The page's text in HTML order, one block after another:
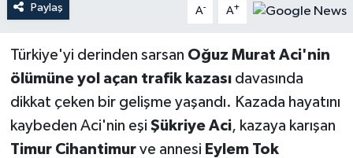
Paylaş A- A+
Türkiye'yi derinden sarsan Oğuz Murat Aci'nin
ölümüne yol açan trafik kazasıdavasında
dikkat çeken bir gelişme yaşandı. Kazada hayatını
kaybeden Aci'nin eşi Şükriye Aci, kazaya karışan
Timur Cihantimurve annesi Eylem Tok